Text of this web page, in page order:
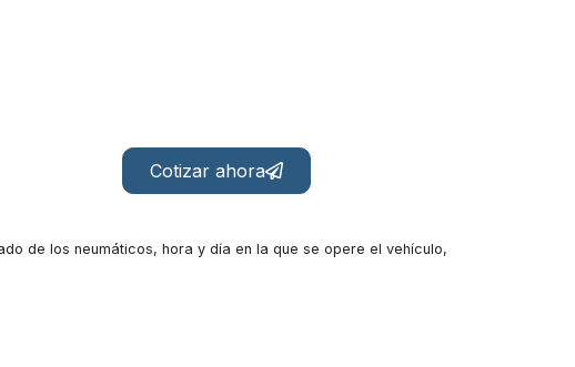
Cotizar ahora
de los neumáticos, hora y día en la que se opere el vehículo,